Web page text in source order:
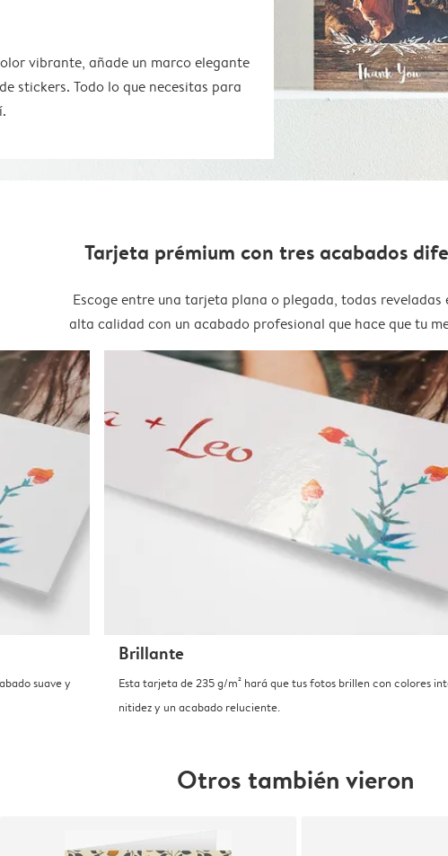
vibrante, añade un marco elegante
stickers. Todo lo que necesitas para
Tarjeta prémium con tres acabados
Escoge entre una tarjeta plana o plegada, todas reveladas
alta calidad con un acabado profesional que hace que tu
suave y
Brillante
Esta tarjeta de 235 g/m² hará que tus fotos brillen con colores
nitidez y un acabado reluciente.
Otros también vieron